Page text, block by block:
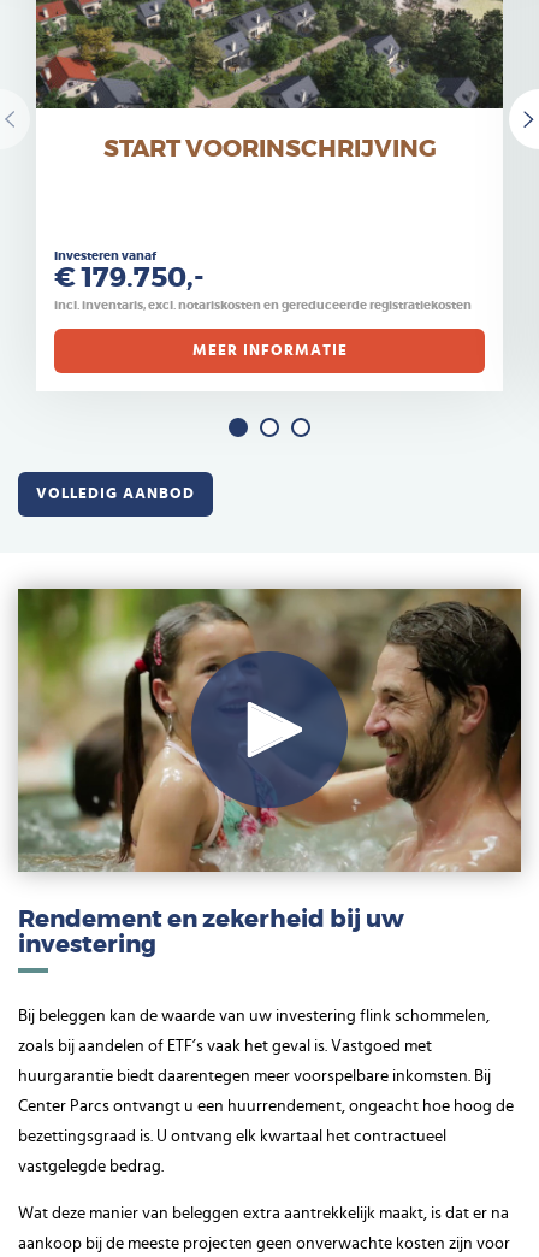
START VOORINSCHRIJVING
Investeren vanaf
€ 179.750,-
incl. inventaris, excl. notariskosten en gereduceerde registratiekosten
MEER INFORMATIE
VOLLEDIG AANBOD
Play
Video
Rendement en zekerheid bij uw
investering
Bij beleggen kan de waarde van uw investering flink schommelen,
zoals bij aandelen of ETF’s vaak het geval is. Vastgoed met
huurgarantie biedt daarentegen meer voorspelbare inkomsten. Bij
Center Parcs ontvangt u een huurrendement, ongeacht hoe hoog de
bezettingsgraad is. U ontvang elk kwartaal het contractueel
vastgelegde bedrag.
Wat deze manier van beleggen extra aantrekkelijk maakt, is dat er na
aankoop bij de meeste projecten geen onverwachte kosten zijn voor